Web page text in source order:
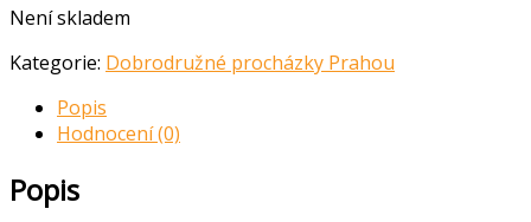
Není skladem
Kategorie: Dobrodružné procházky Prahou
Popis
Hodnocení (0)
Popis